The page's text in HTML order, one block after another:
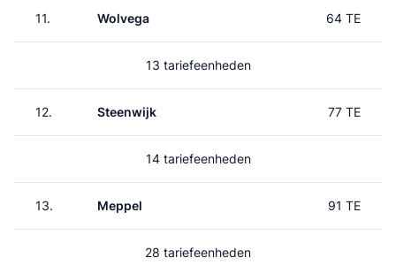
11. Wolvega 64 TE
13 tariefeenheden
12. Steenwijk 77 TE
14 tariefeenheden
13. Meppel 91 TE
28 tariefeenheden